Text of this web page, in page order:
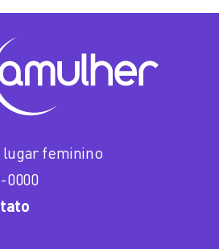
feminino
0000